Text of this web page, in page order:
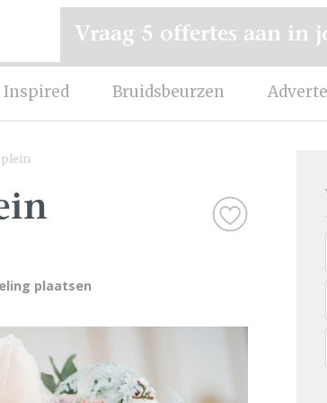
Inspired Bruidsbeurzen
Vraag 5 offertes aan in
plaatsen